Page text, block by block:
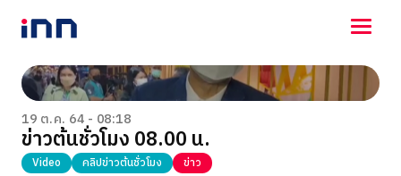
NEWS
ENTERTAINMENT
LIFESTYLE
HOROSCOPE
19 ต.ค. 64 - 08:18
ข่าวต้นชั่วโมง 08.00 น.
Video คลิปข่าวต้นชั่วโมง ข่าว